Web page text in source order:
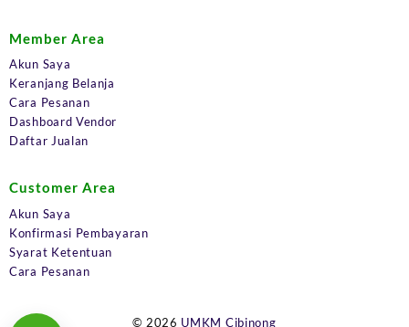
Member Area
Akun Saya
Keranjang Belanja
Cara Pesanan
Dashboard Vendor
Daftar Jualan
Customer Area
Akun Saya
Konfirmasi Pembayaran
Syarat Ketentuan
Cara Pesanan
© 2026 UMKM Cibinong